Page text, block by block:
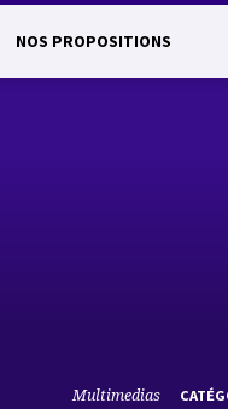
NOS PROPOSITIONS
Multimedias